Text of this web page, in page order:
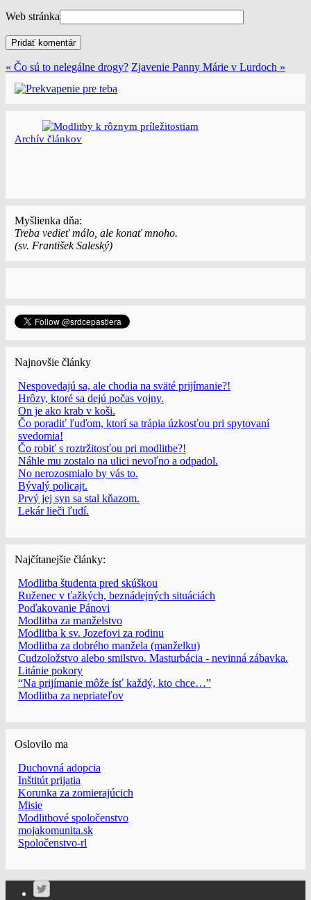
Web stránka
« Čo sú to nelegálne drogy? Zjavenie Panny Márie v Lurdoch »
Archí­v článkov
Myšlienka dňa:
Treba vedieť málo, ale konať mnoho.
(sv. František Saleský)
Najnovšie články
Nespovedajú sa, ale chodia na sväté prijímanie?!
Hrôzy, ktoré sa dejú počas vojny.
On je ako krab v koši.
Čo poradiť ľuďom, ktorí sa trápia úzkosťou pri spytovaní
svedomia!
Čo robiť s roztržitosťou pri modlitbe?!
Náhle mu zostalo na ulici nevoľno a odpadol.
No nerozosmialo by vás to.
Bývalý policajt.
Prvý jej syn sa stal kňazom.
Lekár lieči ľudí.
Najčítanejšie články:
Modlitba študenta pred skúškou
Ruženec v ťažkých, beznádejných situáciách
Poďakovanie Pánovi
Modlitba za manželstvo
Modlitba k sv. Jozefovi za rodinu
Modlitba za dobrého manžela (manželku)
Cudzoložstvo alebo smilstvo. Masturbácia - nevinná zábavka.
Litánie pokory
“Na prijímanie môže ísť každý, kto chce…”
Modlitba za nepriateľov
Oslovilo ma
Duchovná adopcia
Inštitút prijatia
Korunka za zomierajúcich
Misie
Modlitbové spoločenstvo
mojakomunita.sk
Spoločenstvo-rl